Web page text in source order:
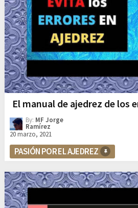
El manual de ajedrez de los
By: MF Jorge
Ramírez
20 marzo, 2021
PASIÓN POR EL AJEDREZ